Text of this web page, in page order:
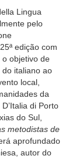
Lingua
pelo
edição com
o objetivo de
italiano ao
local,
da
di Porto
do Sul,
metodistas de
aprofundado
autor do